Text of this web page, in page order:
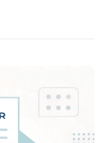
個主題都有推薦的